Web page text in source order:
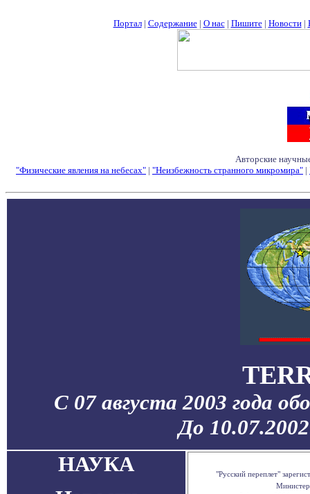
Портал| Содержание| О нас| Пишите| Новости|
Авторские
"Физические явления на небесах" | "Неизбежность странного микромира" |
С 07 августа 2003 года
До
НАУКА
"Русский переплет"